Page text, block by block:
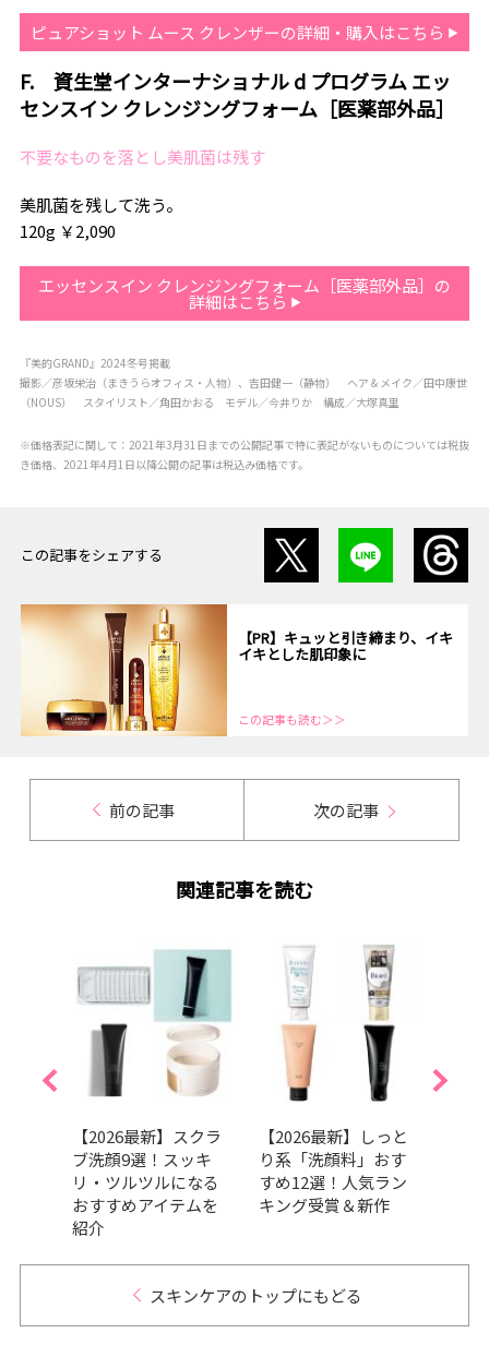
ピュアショット ムース クレンザーの詳細・購入はこちら
F. 資生堂インターナショナル d プログラム エッ
センスイン クレンジングフォーム［医薬部外品］
不要なものを落とし美肌菌は残す
美肌菌を残して洗う。
120g ￥2,090
エッセンスイン クレンジングフォーム［医薬部外品］の
詳細はこちら
『美的GRAND』2024冬号掲載
撮影／彦坂栄治（まきうらオフィス・人物）、吉田健一（静物） ヘア＆メイク／田中康世
（NOUS） スタイリスト／角田かおる モデル／今井りか 構成／大塚真里
※価格表記に関して：2021年3月31日までの公開記事で特に表記がないものについては税抜
き価格、2021年4月1日以降公開の記事は税込み価格です。
この記事をシェアする
【PR】キュッと引き締まり、イキ
イキとした肌印象に
この記事も読む＞＞
前の記事 次の記事
関連記事を読む
【2026最新】スクラ
ブ洗顔9選！スッキ
リ・ツルツルになる
おすすめアイテムを
紹介
【2026最新】しっと
り系「洗顔料」おす
すめ12選！人気ラン
キング受賞＆新作
スキンケアのトップにもどる